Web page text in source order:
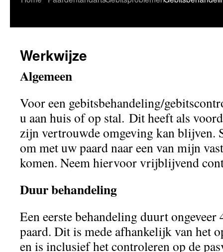
inhoud
Werkwijze
Algemeen
Voor een gebitsbehandeling/
u aan huis of op stal. Dit heeft als
zijn vertrouwde omgeving kan blijven.
om met uw paard naar een van mijn
komen. Neem hiervoor vrijblijvend
Duur behandeling
Een eerste behandeling duurt
paard. Dit is mede afhankelijk van het
en is inclusief het controleren op de